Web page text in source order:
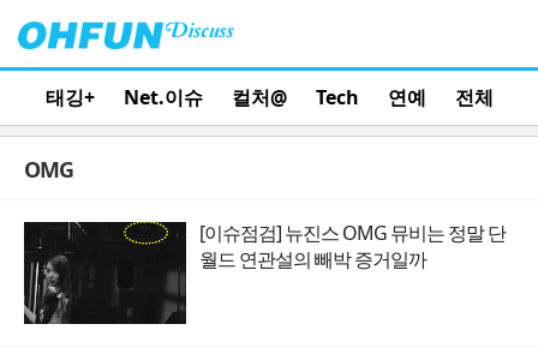
태깅+ Net.이슈 컬처@ Tech 연예 전체
OMG
[이슈점검] 뉴진스 OMG 뮤비는 정말 단
월드 연관설의 빼박 증거일까